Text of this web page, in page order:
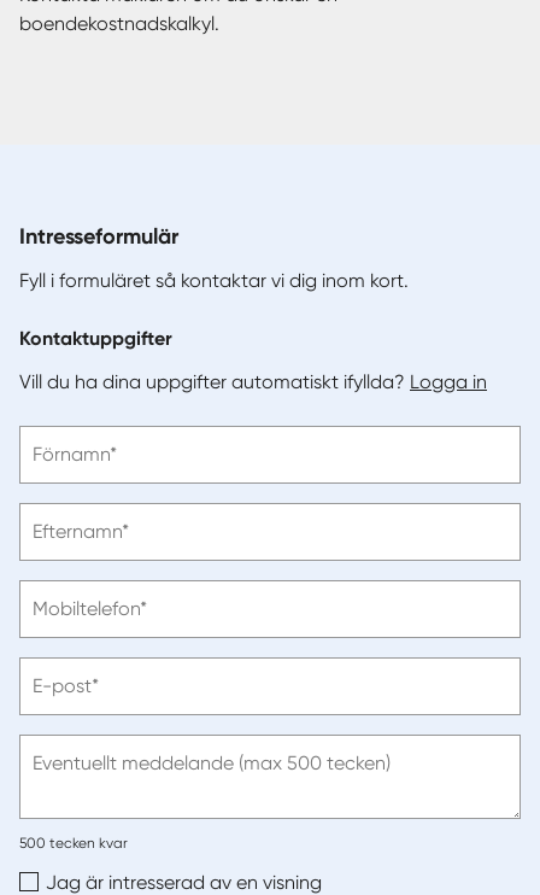
boendekostnadskalkyl.
Intresseformulär
Fyll i formuläret så kontaktar vi dig inom kort.
Kontaktuppgifter
Vill du ha dina uppgifter automatiskt ifyllda? Logga in
ange
Förnamn*
ange
Efternamn*
ange
Mobiltelefon*
ange
post
E-post*
Eventuellt meddelande (max 500 tecken)
500 tecken kvar
Jag är intresserad av en visning